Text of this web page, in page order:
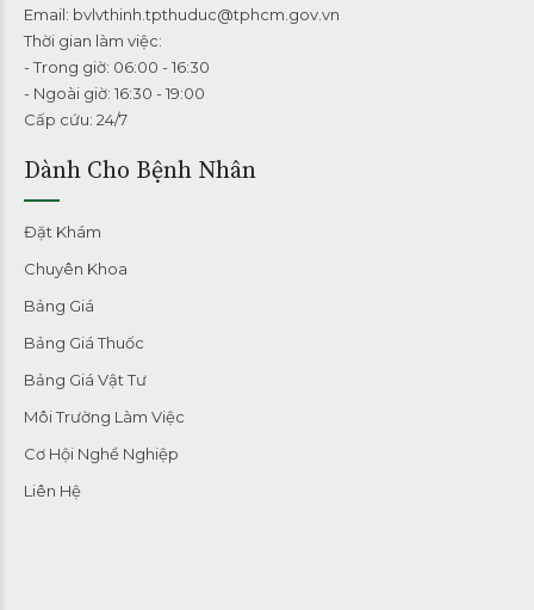
Email: bvlvthinh.tpthuduc@tphcm.gov.vn
Thời gian làm việc:
- Trong giờ: 06:00 - 16:30
- Ngoài giờ: 16:30 - 19:00
Cấp cứu: 24/7
Dành Cho Bệnh Nhân
Đặt Khám
Chuyên Khoa
Bảng Giá
Bảng Giá Thuốc
Bảng Giá Vật Tư
Môi Trường Làm Việc
Cơ Hội Nghề Nghiệp
Liên Hệ